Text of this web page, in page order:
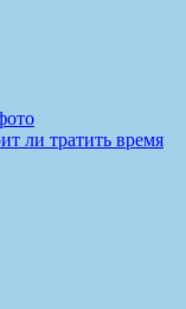
ли тратить время